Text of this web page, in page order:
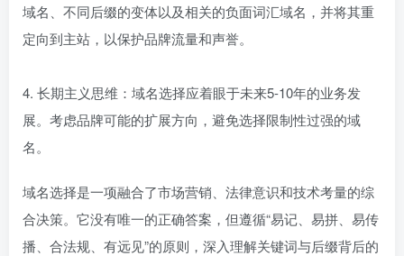
域名、不同后缀的变体以及相关的负面词汇域名，并将其重
定向到主站，以保护品牌流量和声誉。
4. 长期主义思维：域名选择应着眼于未来5-10年的业务发
展。考虑品牌可能的扩展方向，避免选择限制性过强的域
名。
域名选择是一项融合了市场营销、法律意识和技术考量的综
合决策。它没有唯一的正确答案，但遵循“易记、易拼、易传
播、合法规、有远见”的原则，深入理解关键词与后缀背后的